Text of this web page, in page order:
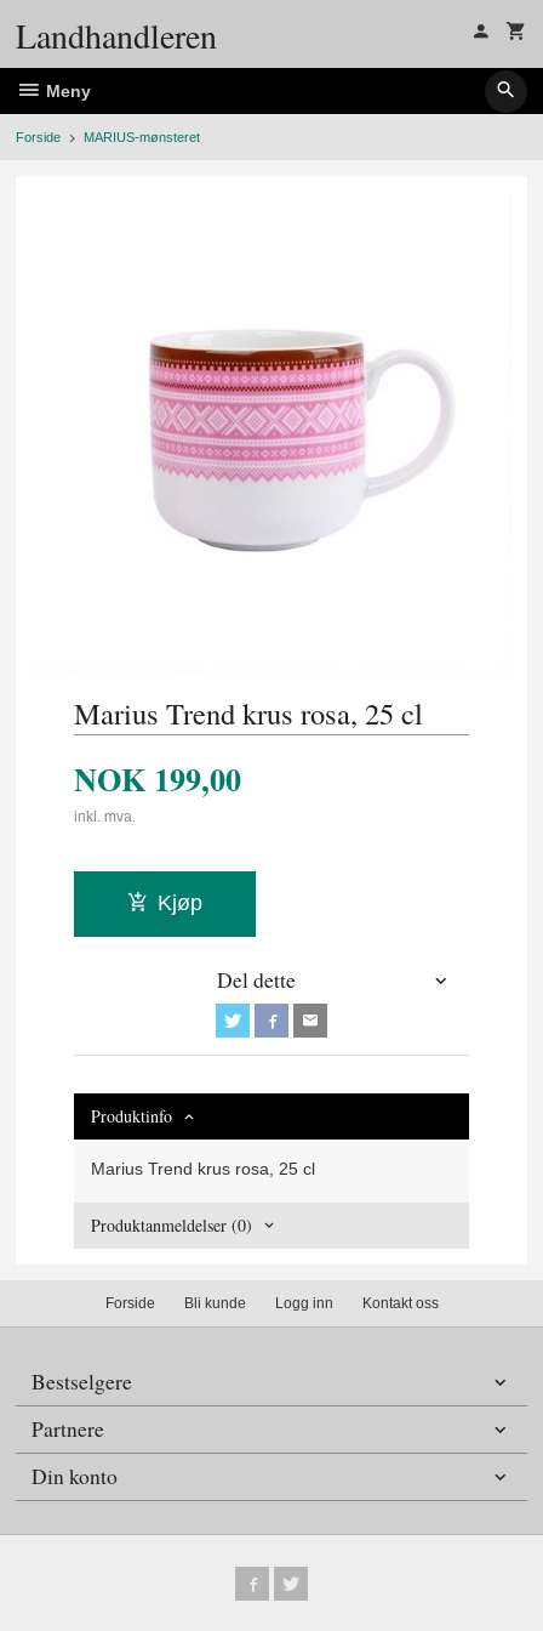
Landhandleren
Meny
Forside MARIUS-mønsteret
Marius Trend krus rosa, 25 cl
NOK 199,00
inkl. mva.
Kjøp
Del dette
Produktinfo
Marius Trend krus rosa, 25 cl
Produktanmeldelser (0)
Forside Bli kunde Logg inn Kontakt oss
Bestselgere
Partnere
Din konto